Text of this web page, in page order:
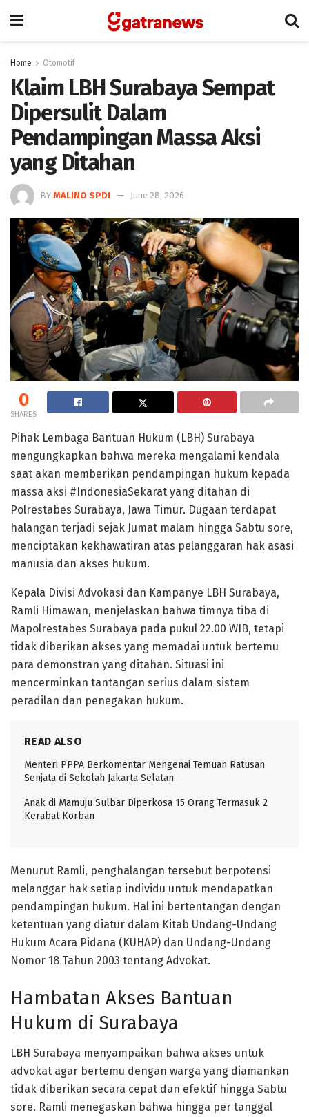
Home Otomotif
Klaim LBH Surabaya Sempat
Dipersulit Dalam
Pendampingan Massa Aksi
yang Ditahan
BY MALINO SPDI June 28, 2026
0
SHARES
Pihak Lembaga Bantuan Hukum (LBH) Surabaya
mengungkapkan bahwa mereka mengalami kendala
saat akan memberikan pendampingan hukum kepada
massa aksi #IndonesiaSekarat yang ditahan di
Polrestabes Surabaya, Jawa Timur. Dugaan terdapat
halangan terjadi sejak Jumat malam hingga Sabtu sore,
menciptakan kekhawatiran atas pelanggaran hak asasi
manusia dan akses hukum.
Kepala Divisi Advokasi dan Kampanye LBH Surabaya,
Ramli Himawan, menjelaskan bahwa timnya tiba di
Mapolrestabes Surabaya pada pukul 22.00 WIB, tetapi
tidak diberikan akses yang memadai untuk bertemu
para demonstran yang ditahan. Situasi ini
mencerminkan tantangan serius dalam sistem
peradilan dan penegakan hukum.
READ ALSO
Menteri PPPA Berkomentar Mengenai Temuan Ratusan
Senjata di Sekolah Jakarta Selatan
Anak di Mamuju Sulbar Diperkosa 15 Orang Termasuk 2
Kerabat Korban
Menurut Ramli, penghalangan tersebut berpotensi
melanggar hak setiap individu untuk mendapatkan
pendampingan hukum. Hal ini bertentangan dengan
ketentuan yang diatur dalam Kitab Undang-Undang
Hukum Acara Pidana (KUHAP) dan Undang-Undang
Nomor 18 Tahun 2003 tentang Advokat.
Hambatan Akses Bantuan
Hukum di Surabaya
LBH Surabaya menyampaikan bahwa akses untuk
advokat agar bertemu dengan warga yang diamankan
tidak diberikan secara cepat dan efektif hingga Sabtu
sore. Ramli menegaskan bahwa hingga per tanggal